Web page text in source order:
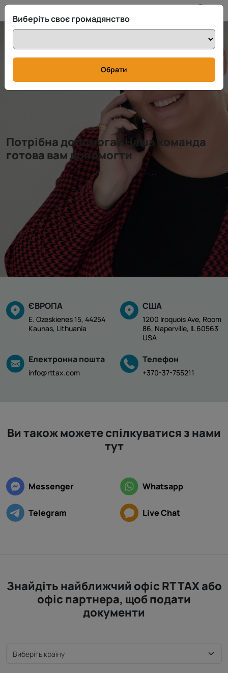
Потрібна допомога? Наша команда
готова вам допомогти
ЄВРОПА
E. Ozeskienes 15, 44254
Kaunas, Lithuania
США
1200 Iroquois Ave, Room
86, Naperville, IL 60563
USA
Електронна пошта
info@rttax.com
Телефон
+370-37-755211
Ви також можете спілкуватися з нами
тут
Messenger Whatsapp
Telegram Live Chat
Знайдіть найближчий офіс RT TAX або
офіс партнера, щоб подати
документи
Виберіть своє громадянство
Обрати